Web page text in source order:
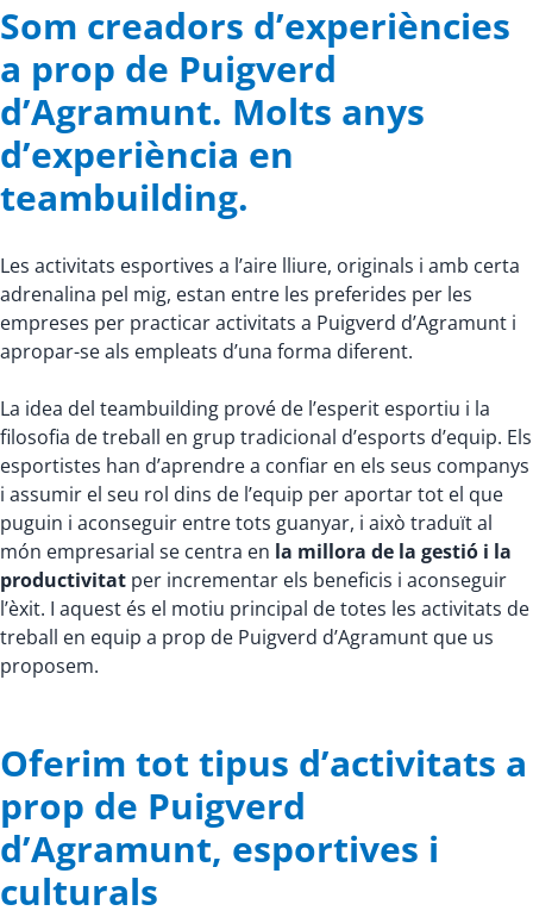
Som creadors d’experiències
a prop de Puigverd
d’Agramunt. Molts anys
d’experiència en
teambuilding.
Les activitats esportives a l’aire lliure, originals i amb certa
adrenalina pel mig, estan entre les preferides per les
empreses per practicar activitats a Puigverd d’Agramunt i
apropar-se als empleats d’una forma diferent.
La idea del teambuilding prové de l’esperit esportiu i la
filosofia de treball en grup tradicional d’esports d’equip. Els
esportistes han d’aprendre a confiar en els seus companys
i assumir el seu rol dins de l’equip per aportar tot el que
puguin i aconseguir entre tots guanyar, i això traduït al
món empresarial se centra en la millora de la gestió i la
productivitat per incrementar els beneficis i aconseguir
l’èxit. I aquest és el motiu principal de totes les activitats de
treball en equip a prop de Puigverd d’Agramunt que us
proposem.
Oferim tot tipus d’activitats a
prop de Puigverd
d’Agramunt, esportives i
culturals